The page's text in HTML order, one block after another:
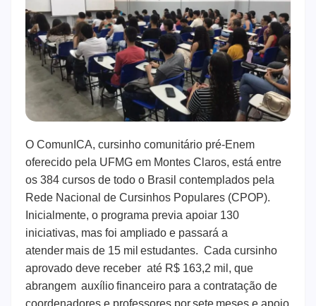
O ComunICA, cursinho comunitário pré-Enem
oferecido pela UFMG em Montes Claros, está entre
os 384 cursos de todo o Brasil contemplados pela
Rede Nacional de Cursinhos Populares (CPOP).
Inicialmente, o programa previa apoiar 130
iniciativas, mas foi ampliado e passará a
atender mais de 15 mil estudantes. Cada cursinho
aprovado deve receber até R$ 163,2 mil, que
abrangem auxílio financeiro para a contratação de
coordenadores e professores por sete meses e apoio